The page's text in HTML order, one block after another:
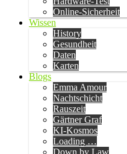
Online-Sicherheit
Wissen
History
Gesundheit
Daten
Karten
Blogs
Emma Amour
Nachtschicht
Rauszeit
Gärtner Graf
KI-Kosmos
Loading …
Down by Law